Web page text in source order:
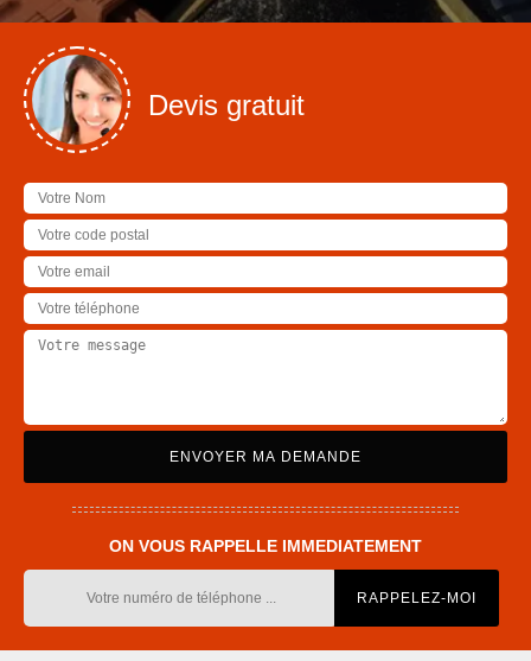
Devis gratuit
ON VOUS RAPPELLE IMMEDIATEMENT